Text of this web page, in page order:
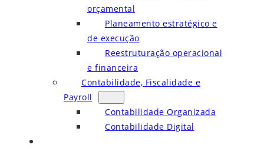
orçamental
Planeamento estratégico e
de execução
Reestruturação operacional
e financeira
Contabilidade, Fiscalidade e
Payroll
Contabilidade Organizada
Contabilidade Digital